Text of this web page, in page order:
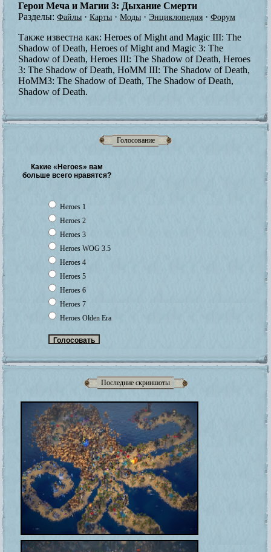
Голосование
Какие «Heroes» вам
больше всего нравятся?
Heroes 1
Heroes 2
Heroes 3
Heroes WOG 3.5
Heroes 4
Heroes 5
Heroes 6
Heroes 7
Heroes Olden Era
Последние скриншоты
Герои Меча и Магии 3: Дыхание Смерти
Разделы: Файлы · Карты · Моды · Энциклопедия · Форум
Также известна как: Heroes of Might and Magic III: The
Shadow of Death, Heroes of Might and Magic 3: The
Shadow of Death, Heroes III: The Shadow of Death, Heroes
3: The Shadow of Death, HoMM III: The Shadow of Death,
HoMM3: The Shadow of Death, The Shadow of Death,
Shadow of Death.